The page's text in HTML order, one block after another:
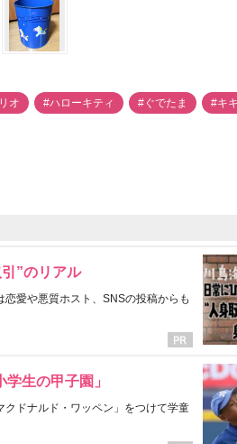
オ #ハローキティ #ぐでたま #キ
”のリアル
恋愛や悪質ホスト、SNSの投稿からも
生の甲子園」
ドナルド・ワッペン」をつけて学童